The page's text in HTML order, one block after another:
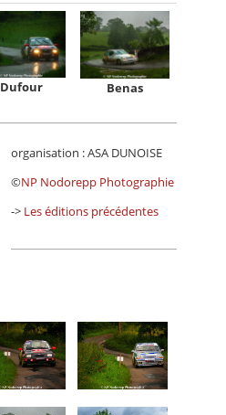
Dufour Benas
organisation : ASA DUNOISE
©NP Nodorepp Photographie
-> Les éditions précédentes